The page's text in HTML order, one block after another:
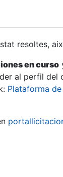
resoltes,
en curso
al perfil del
Plataforma